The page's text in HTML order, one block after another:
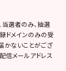
選者のみ、抽選
ドメインのみの受
かないことがござ
信メールアドレス